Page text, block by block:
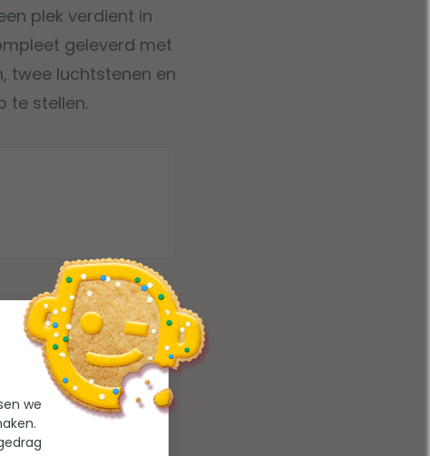
plek verdient in
geleverd met
twee luchtstenen en
te stellen.
we